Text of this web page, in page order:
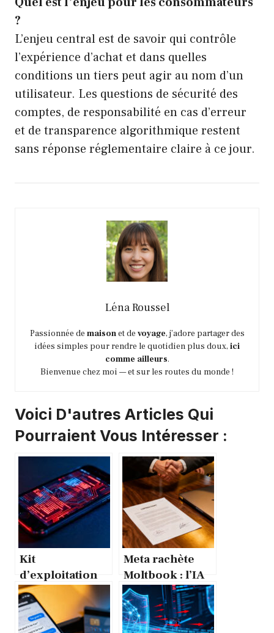
?
L’enjeu central est de savoir qui contrôle
l’expérience d’achat et dans quelles
conditions un tiers peut agir au nom d’un
utilisateur. Les questions de sécurité des
comptes, de responsabilité en cas d’erreur
et de transparence algorithmique restent
sans réponse réglementaire claire à ce jour.
Léna Roussel
Passionnée de maisonet de voyage, j’adore partager des
idées simples pour rendre le quotidien plus doux, ici
comme ailleurs.
Bienvenue chez moi — et sur les routes du monde !
Voici D'autres Articles Qui
Pourraient Vous Intéresser :
Kit
d’exploitation
Coruna iPhone :
ce malware qui
surveille votre
Meta rachète
Moltbook : l’IA
agentique
change de main